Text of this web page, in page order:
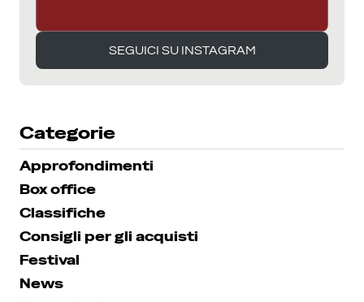
SEGUICI SU INSTAGRAM
Categorie
Approfondimenti
Box office
Classifiche
Consigli per gli acquisti
Festival
News